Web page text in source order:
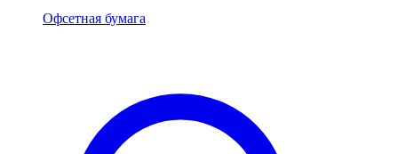
Офсетная бумага